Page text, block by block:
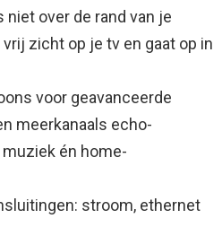
over de rand van je
zicht op je tv en gaat op in
voor geavanceerde
meerkanaals echo-
én home-
stroom, ethernet